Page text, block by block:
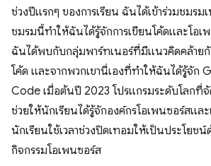
ช่วงปีแรกๆ ของการเรียน ฉันได้เข้าร่วมชมร
ชมรมนี้ทำให้ฉันได้รู้จักการเขียนโค้ดและโอ
ฉันได้พบกับกลุ่มพาร์ทเนอร์ที่มีแนวคิดคล้าย
โค้ด และจากพวกเขานี่เองที่ทำให้ฉันได้รู้จัก
Code เมื่อต้นปี 2023 โปรแกรมระดับโลกที่
ช่วยให้นักเรียนได้รู้จักองค์กรโอเพนซอร์สแล
นักเรียนใช้เวลาช่วงปิดเทอมให้เป็นประโยชน์ด้
กิจกรรมโอเพนซอร์ส